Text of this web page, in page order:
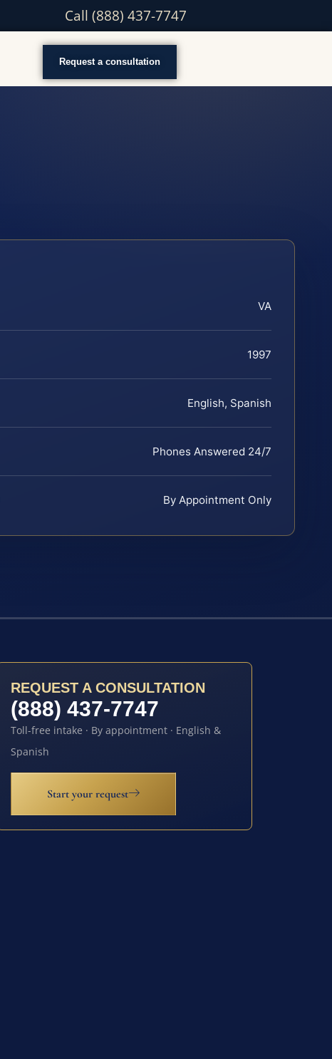
Call (888) 437-7747
Request a consultation
VA
1997
English, Spanish
Phones Answered 24/7
By Appointment Only
REQUEST A CONSULTATION
(888) 437-7747
Toll-free intake · By appointment · English &
Spanish
Start your request